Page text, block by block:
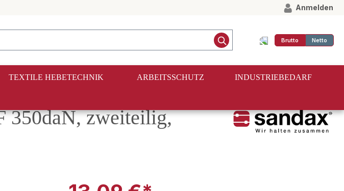
Anmelden
Brutto Netto
TEXTILE HEBETECHNIK ARBEITSSCHUTZ INDUSTRIEBEDARF
350daN, zweiteilig,